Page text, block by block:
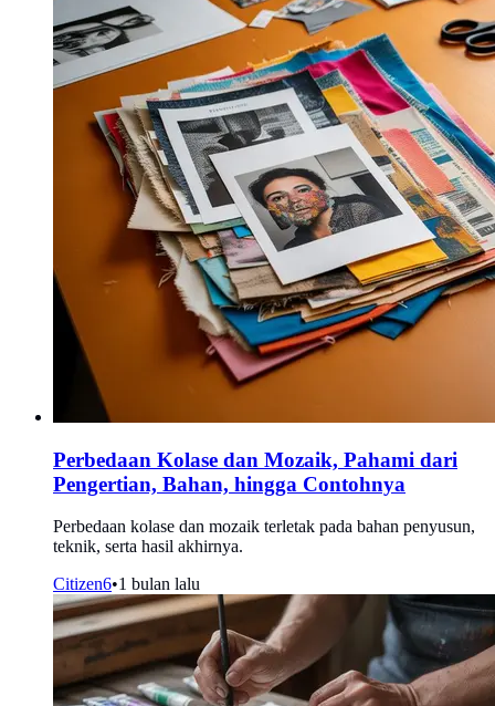
Perbedaan Kolase dan Mozaik, Pahami dari
Pengertian, Bahan, hingga Contohnya
Perbedaan kolase dan mozaik terletak pada bahan penyusun,
teknik, serta hasil akhirnya.
Citizen6•1 bulan lalu